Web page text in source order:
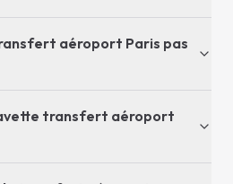
aéroport Paris pas
transfert aéroport